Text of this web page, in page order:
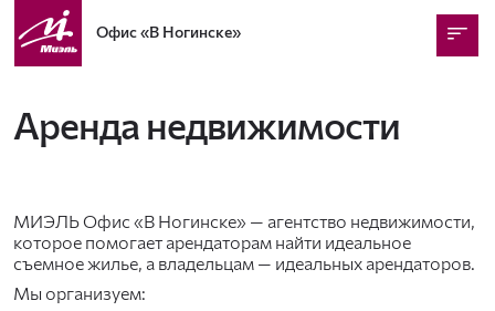
Офис«В Ногинске»
Аренда недвижимости
МИЭЛЬ Офис «В Ногинске» — агентство недвижимости,
которое помогает арендаторам найти идеальное
съемное жилье, а владельцам — идеальных арендаторов.
Мы организуем: